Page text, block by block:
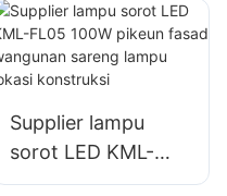
Supplier lampu
sorot LED KML-
FL05 100W pikeun